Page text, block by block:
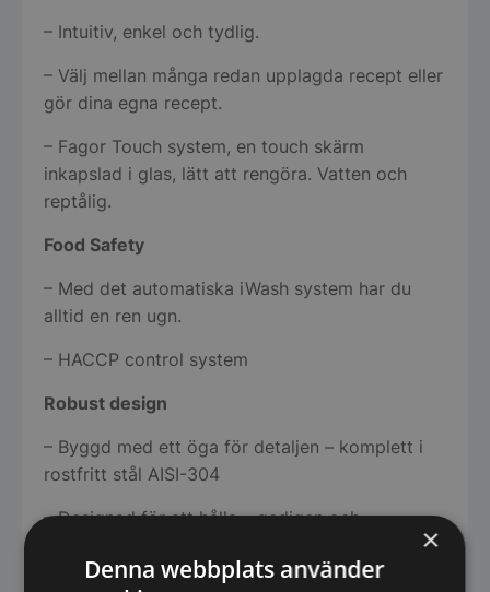
– Intuitiv, enkel och tydlig.
– Välj mellan många redan upplagda recept eller
gör dina egna recept.
– Fagor Touch system, en touch skärm
inkapslad i glas, lätt att rengöra. Vatten och
reptålig.
Food Safety
– Med det automatiska iWash system har du
alltid en ren ugn.
– HACCP control system
Robust design
– Byggd med ett öga för detaljen – komplett i
rostfritt stål AISI-304
– Designad för att hålla – gedigen och
×
Denna webbplats använder